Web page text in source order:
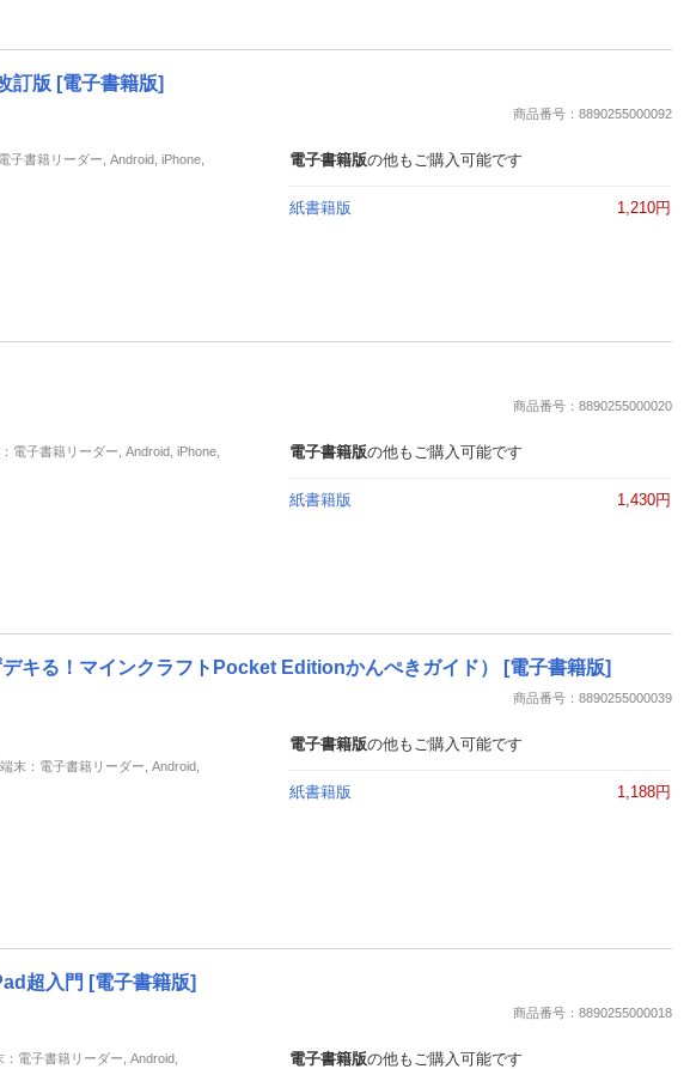
訂版 [電子書籍版]
商品番号：8890255000092
子書籍リーダー, Android, iPhone,
電子書籍版の他もご購入可能です
紙書籍版 1,210円
商品番号：8890255000020
電子書籍リーダー, Android, iPhone,
電子書籍版の他もご購入可能です
紙書籍版 1,430円
キる！マインクラフトPocket Editionかんぺきガイド） [電子書籍版]
商品番号：8890255000039
末：電子書籍リーダー, Android,
電子書籍版の他もご購入可能です
紙書籍版 1,188円
超入門 [電子書籍版]
商品番号：8890255000018
電子書籍リーダー, Android,
電子書籍版の他もご購入可能です